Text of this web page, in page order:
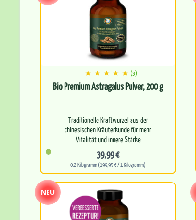
(3)
Bio Premium Astragalus Pulver, 200 g
Traditionelle Kraftwurzel aus der
chinesischen Kräuterkunde für mehr
Vitalität und innere Stärke
Astragalus wird…
39,99 €
0.2 Kilogramm (199,95 € / 1 Kilogramm)
NEU